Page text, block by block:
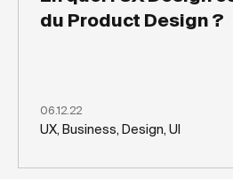
du Product Design ?
06.12.22
UX, Business, Design, UI